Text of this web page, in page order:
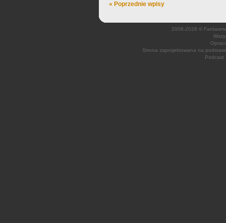
« Poprzednie wpisy
2008-2026 ©
Strona zaprojektowana na
Podcast